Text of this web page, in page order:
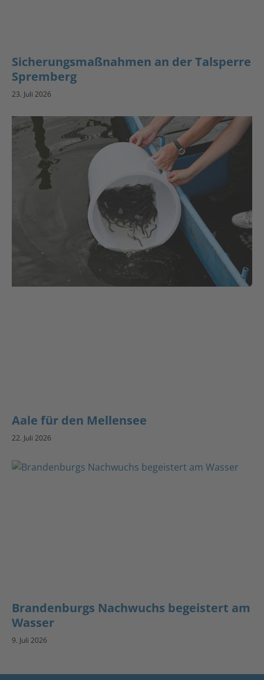
Sicherungsmaßnahmen an der Talsperre
Spremberg
23. Juli 2026
Aale für den Mellensee
22. Juli 2026
Brandenburgs Nachwuchs begeistert am
Wasser
9. Juli 2026